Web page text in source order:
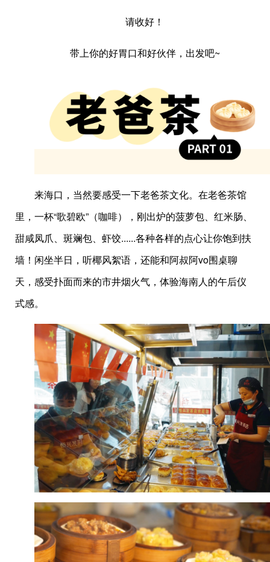
请收好！
带上你的好胃口和好伙伴，出发吧~
来海口，当然要感受一下老爸茶文化。在老爸茶馆
里，一杯“歌碧欧”（咖啡），刚出炉的菠萝包、红米肠、
甜咸凤爪、斑斓包、虾饺......各种各样的点心让你饱到扶
墙！闲坐半日，听椰风絮语，还能和阿叔阿vo围桌聊
天，感受扑面而来的市井烟火气，体验海南人的午后仪
式感。